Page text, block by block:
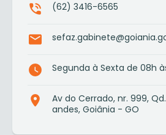
(62) 3416-6565
Segunda à Sexta de 08h
Av do Cerrado, nr. 999,
andes, Goiânia - GO